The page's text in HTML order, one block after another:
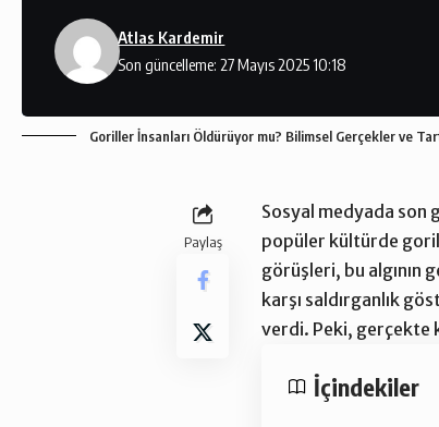
Son güncelleme: 27 Mayıs 2025 10:18
Atlas Kardemir
Goriller İnsanları Öldürüyor mu? Bilimsel Gerçekler ve
Paylaş
Sosyal medyada son
popüler kültürde
görüşleri, bu algının
karşı saldırganlık
verdi. Peki, gerçekte
İçindekiler